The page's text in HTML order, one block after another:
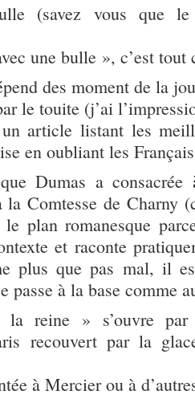
(savez vous que
une bulle », c’est tout
des moment de la
le touite (j’ai
article listant les
en oubliant les
Dumas a consacrée
la Comtesse de Charny
le plan romanesque
et raconte
plus que pas mal, il
passe à la base comme
reine » s’ouvre par
recouvert par la
à Mercier ou à